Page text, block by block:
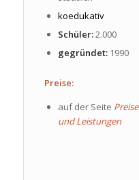
koedukativ
Schüler:2.000
gegründet: 1990
Preise:
auf der Seite Preise
und Leistungen